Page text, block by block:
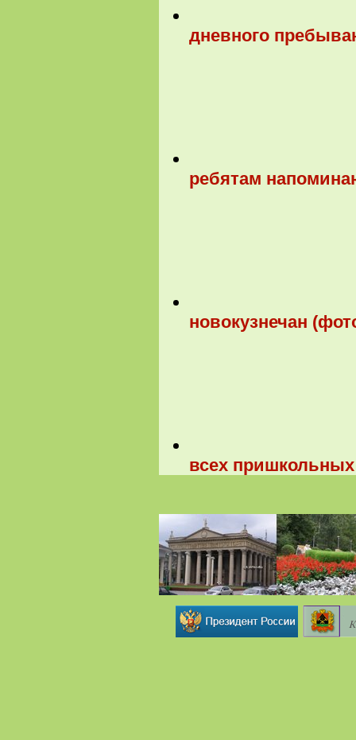
дневного
ребятам
новокузнечан
всех